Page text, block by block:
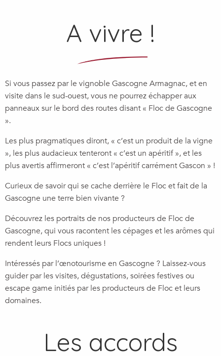
A vivre !
Si vous passez par le vignoble Gascogne Armagnac, et en
visite dans le sud-ouest, vous ne pourrez échapper aux
panneaux sur le bord des routes disant « Floc de Gascogne
».
Les plus pragmatiques diront, « c’est un produit de la vigne
», les plus audacieux tenteront « c’est un apéritif », et les
plus avertis affirmeront « c’est l’apéritif carrément Gascon » !
Curieux de savoir qui se cache derrière le Floc et fait de la
Gascogne une terre bien vivante ?
Découvrez les portraits de nos producteurs de Floc de
Gascogne, qui vous racontent les cépages et les arômes qui
rendent leurs Flocs uniques !
Intéressés par l’œnotourisme en Gascogne ? Laissez-vous
guider par les visites, dégustations, soirées festives ou
escape game initiés par les producteurs de Floc et leurs
domaines.
Les accords